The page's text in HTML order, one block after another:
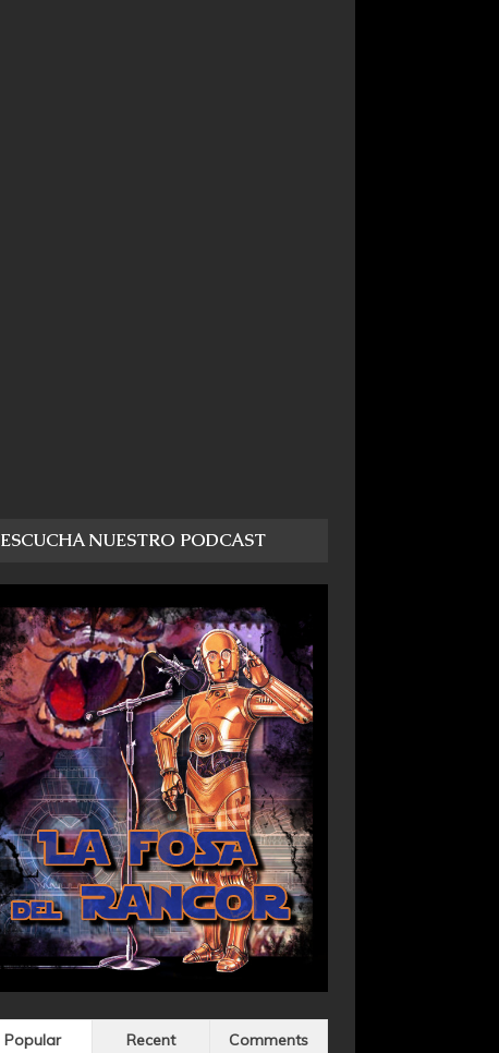
ESCUCHA NUESTRO PODCAST
Popular Recent Comments